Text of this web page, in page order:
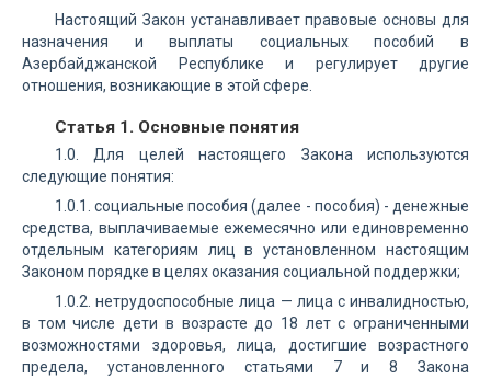
Настоящий Закон устанавливает правовые основы для
назначения и выплаты социальных пособий в
Азербайджанской Республике и регулирует другие
отношения, возникающие в этой сфере.
Статья 1. Основные понятия
1.0. Для целей настоящего Закона используются
следующие понятия:
1.0.1. социальные пособия (далее - пособия) - денежные
средства, выплачиваемые ежемесячно или единовременно
отдельным категориям лиц в установленном настоящим
Законом порядке в целях оказания социальной поддержки;
1.0.2. нетрудоспособные лица — лица с инвалидностью,
в том числе дети в возрасте до 18 лет с ограниченными
возможностями здоровья, лица, достигшие возрастного
предела, установленного статьями 7 и 8 Закона